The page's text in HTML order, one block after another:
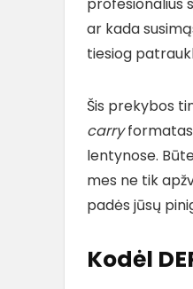
ar kada
tiesiog
Šis prekybos
carry
lentynose.
mes ne tik
padės jūsų
Kodėl